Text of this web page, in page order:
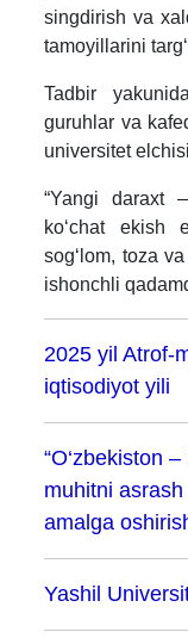
singdirish va
tamoyillarini
Tadbir
guruhlar va
universitet
“Yangi daraxt
ko‘chat ekish
sog‘lom, toza
ishonchli
2025 yil Atrof-
iqtisodiyot yili
“O‘zbekiston
muhitni asrash
amalga
Yashil